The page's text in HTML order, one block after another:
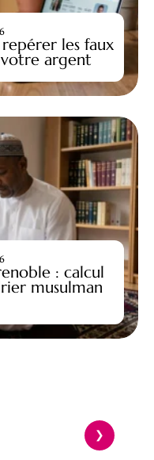
les faux
argent
: calcul
musulman